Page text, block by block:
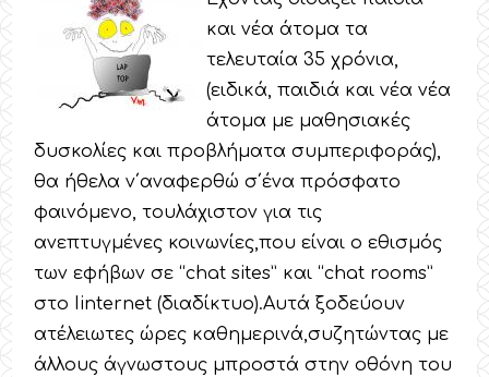
και νέα άτομα τα
τελευταία 35 χρόνια,
(ειδικά, παιδιά και νέα νέα
άτομα με μαθησιακές
δυσκολίες και προβλήματα συμπεριφοράς),
θα ήθελα ν΄αναφερθώ σ΄ένα πρόσφατο
φαινόμενο, τουλάχιστον για τις
ανεπτυγμένες κοινωνίες,που είναι ο εθισμός
των εφήβων σε “chat sites” και “chat rooms”
στο Iinternet (διαδίκτυο).Αυτά ξοδεύουν
ατέλειωτες ώρες καθημερινά,συζητώντας με
άλλους άγνωστους μπροστά στην οθόνη του